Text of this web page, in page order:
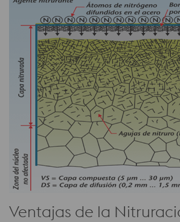
Ventajas de la